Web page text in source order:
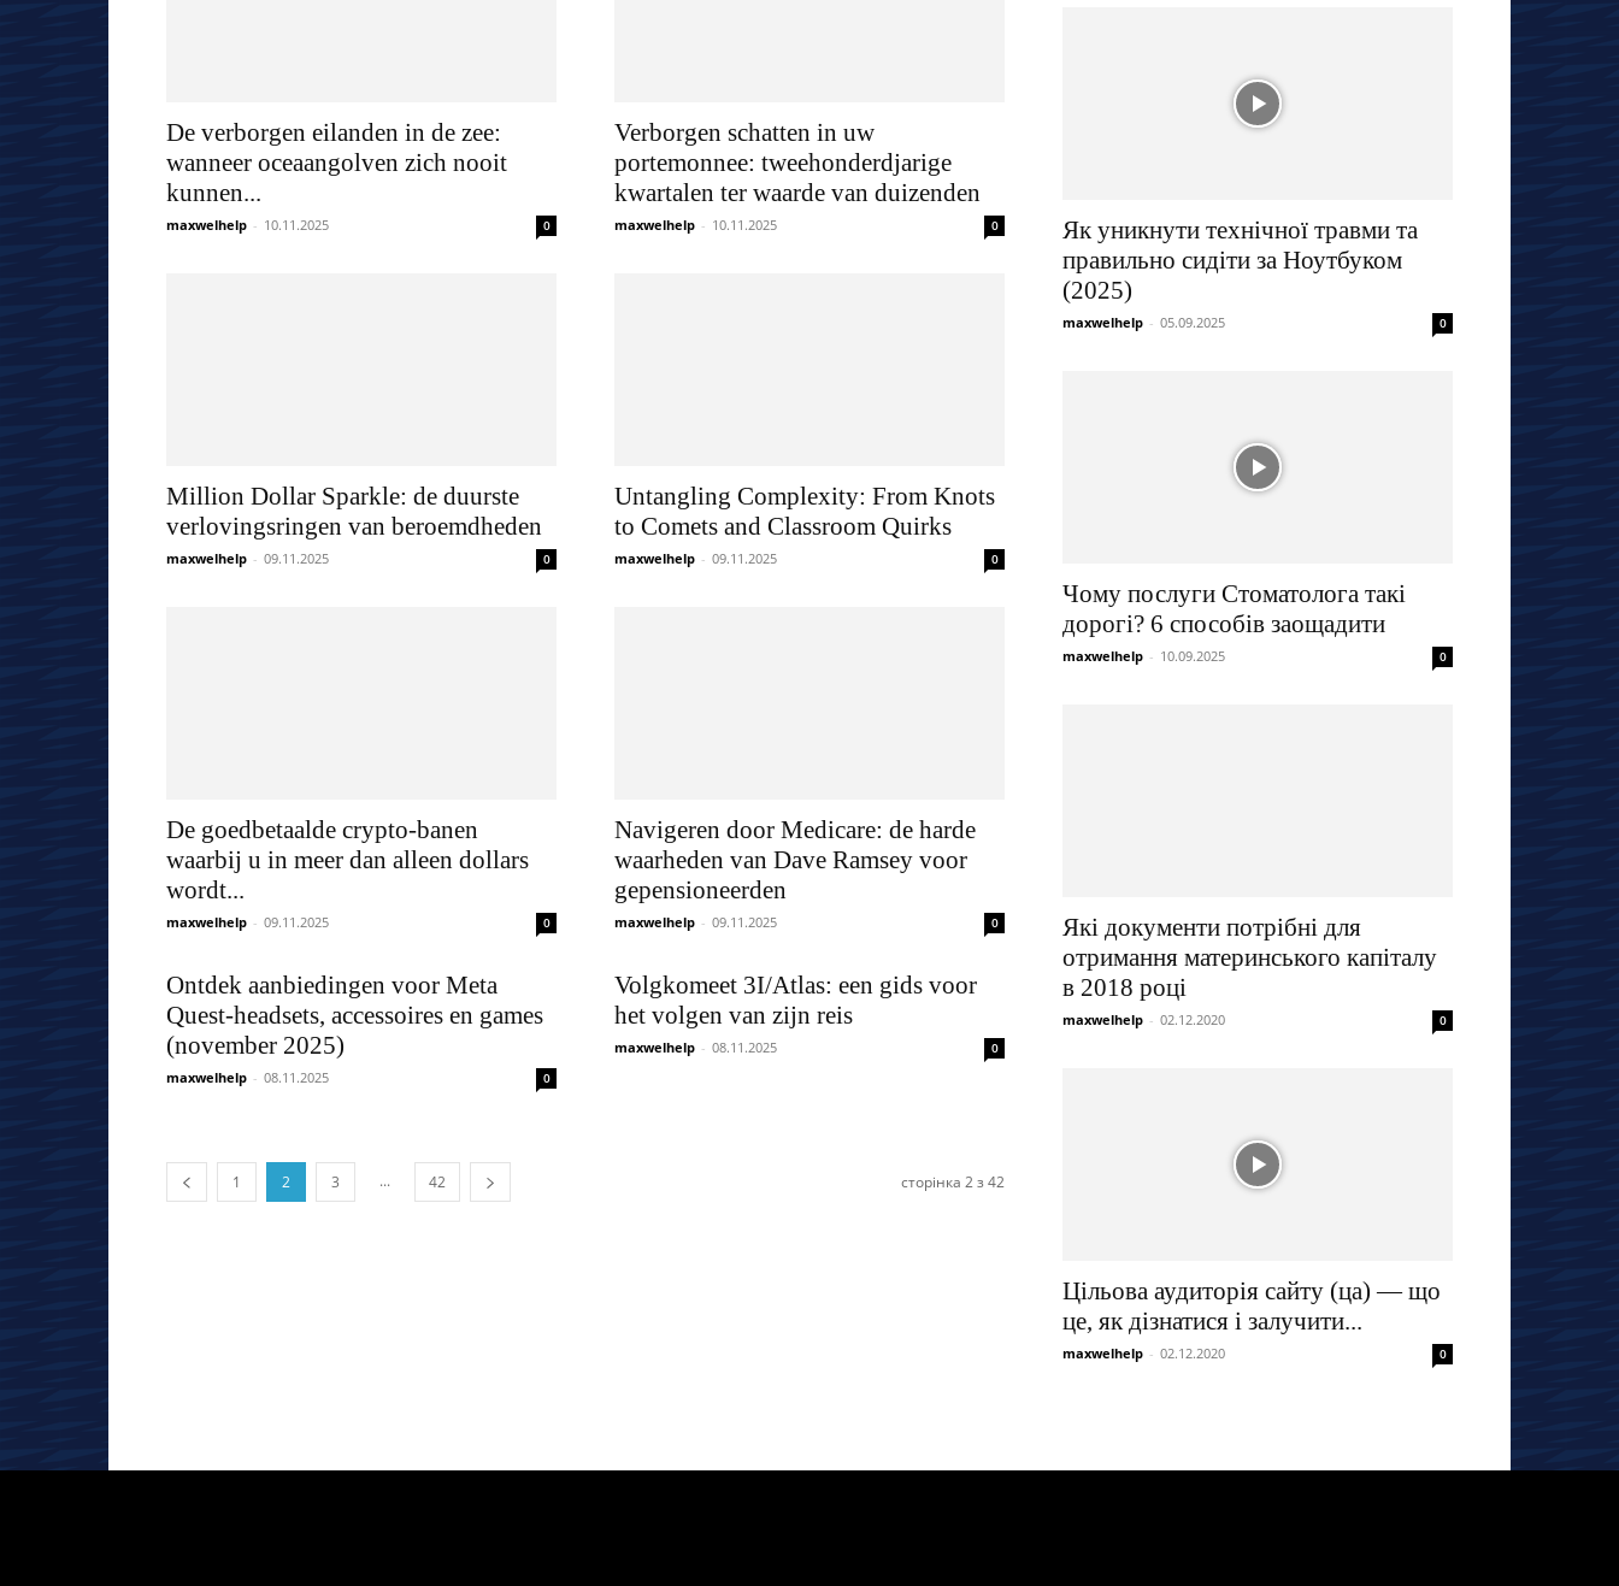
De verborgen eilanden in de zee:
wanneer oceaangolven zich nooit
kunnen...
maxwelhelp - 10.11.2025 0
Verborgen schatten in uw
portemonnee: tweehonderdjarige
kwartalen ter waarde van duizenden
maxwelhelp - 10.11.2025 0
Million Dollar Sparkle: de duurste
verlovingsringen van beroemdheden
maxwelhelp - 09.11.2025 0
Untangling Complexity: From Knots
to Comets and Classroom Quirks
maxwelhelp - 09.11.2025 0
De goedbetaalde crypto-banen
waarbij u in meer dan alleen dollars
wordt...
maxwelhelp - 09.11.2025 0
Navigeren door Medicare: de harde
waarheden van Dave Ramsey voor
gepensioneerden
maxwelhelp - 09.11.2025 0
Ontdek aanbiedingen voor Meta
Quest-headsets, accessoires en games
(november 2025)
maxwelhelp - 08.11.2025 0
Volgkomeet 3I/Atlas: een gids voor
het volgen van zijn reis
maxwelhelp - 08.11.2025 0
1 2 3 ... 42 сторінка 2 з 42
Як уникнути технічної травми та
правильно сидіти за Ноутбуком
(2025)
maxwelhelp - 05.09.2025 0
Чому послуги Стоматолога такі
дорогі? 6 способів заощадити
maxwelhelp - 10.09.2025 0
Які документи потрібні для
отримання материнського капіталу
в 2018 році
maxwelhelp - 02.12.2020 0
Цільова аудиторія сайту (ца) — що
це, як дізнатися і залучити...
maxwelhelp - 02.12.2020 0